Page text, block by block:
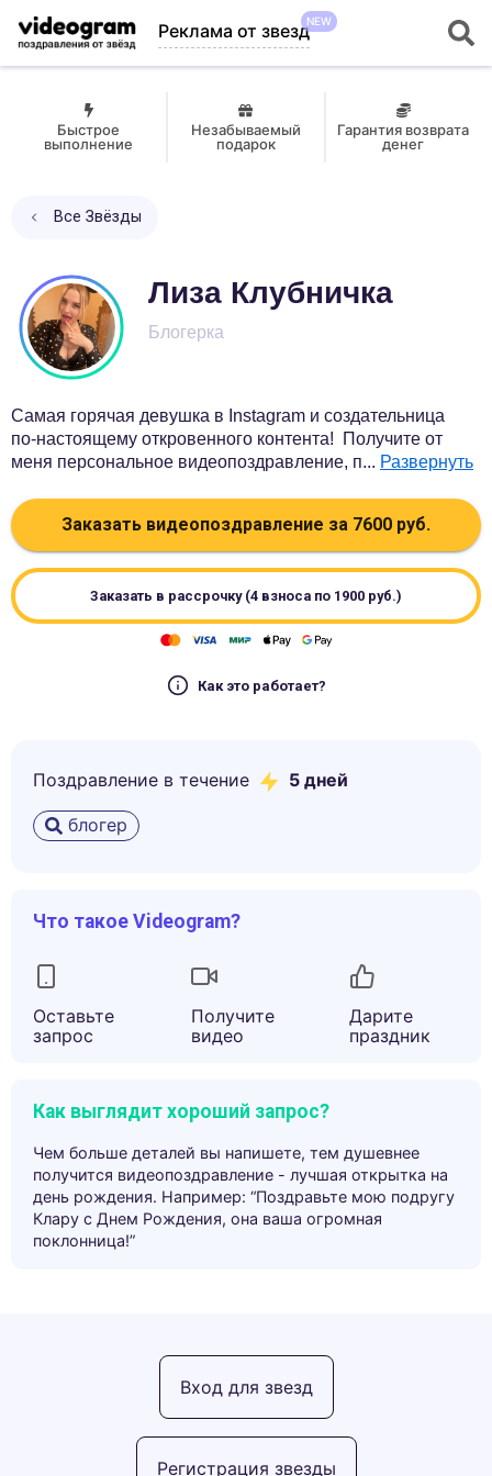
Реклама от звездNEW
Быстрое
выполнение
Незабываемый
подарок
Гарантия возврата
денег
Все Звёзды
Лиза Клубничка
Блогерка
Самая горячая девушка в Instagram и создательница
по-настоящему откровенного контента! Получите от
меня персональное видеопоздравление, п... Развернуть
Заказать видеопоздравление за 7600 руб.
Заказать в рассрочку (4 взноса по 1900 руб.)
Как это работает?
Поздравление в течение 5 дней
блогер
Что такое Videogram?
Оставьте
запрос
Получите
видео
Дарите
праздник
Как выглядит хороший запрос?
Чем больше деталей вы напишете, тем душевнее
получится видеопоздравление - лучшая открытка на
день рождения. Например: “Поздравьте мою подругу
Клару с Днем Рождения, она ваша огромная
поклонница!”
Регистрация звезды
Вход для звезд